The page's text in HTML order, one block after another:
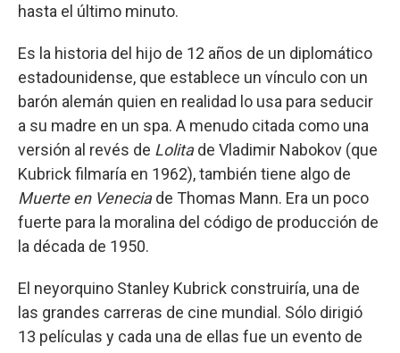
hasta el último minuto.
Es la historia del hijo de 12 años de un diplomático
estadounidense, que establece un vínculo con un
barón alemán quien en realidad lo usa para seducir
a su madre en un spa. A menudo citada como una
versión al revés de Lolitade Vladimir Nabokov (que
Kubrick filmaría en 1962), también tiene algo de
Muerte en Veneciade Thomas Mann. Era un poco
fuerte para la moralina del código de producción de
la década de 1950.
El neyorquino Stanley Kubrick construiría, una de
las grandes carreras de cine mundial. Sólo dirigió
13 películas y cada una de ellas fue un evento de